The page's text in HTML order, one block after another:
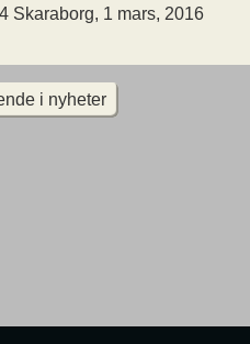
Skaraborg, 1 mars, 2016
i nyheter